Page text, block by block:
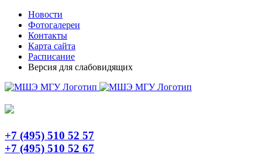
Skip
content
TelegramНовости
Фотогалереи
Контакты
Карта сайта
Расписание
Версия для слабовидящих
+7 (495) 510 52 57
+7 (495) 510 52 67